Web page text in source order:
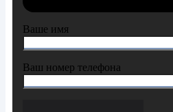
Ваше имя
Ваш номер телефона